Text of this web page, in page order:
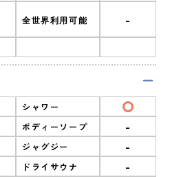
全世界利用可能 -
シャワー
ボディーソープ -
ジャグジー -
ドライサウナ -